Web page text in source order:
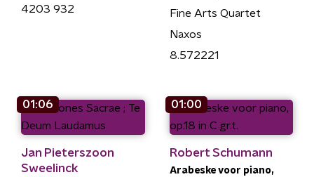
4203 932
Fine Arts Quartet
Naxos
8.572221
01:06
Jan Pieterszoon
Sweelinck
01:00
Robert Schumann
Arabeske voor piano,